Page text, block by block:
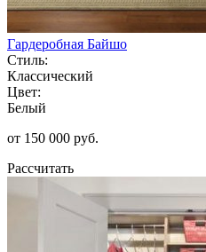
Гардеробная Байшо
Стиль:
Классический
Цвет:
Белый
от 150 000 руб.
Рассчитать